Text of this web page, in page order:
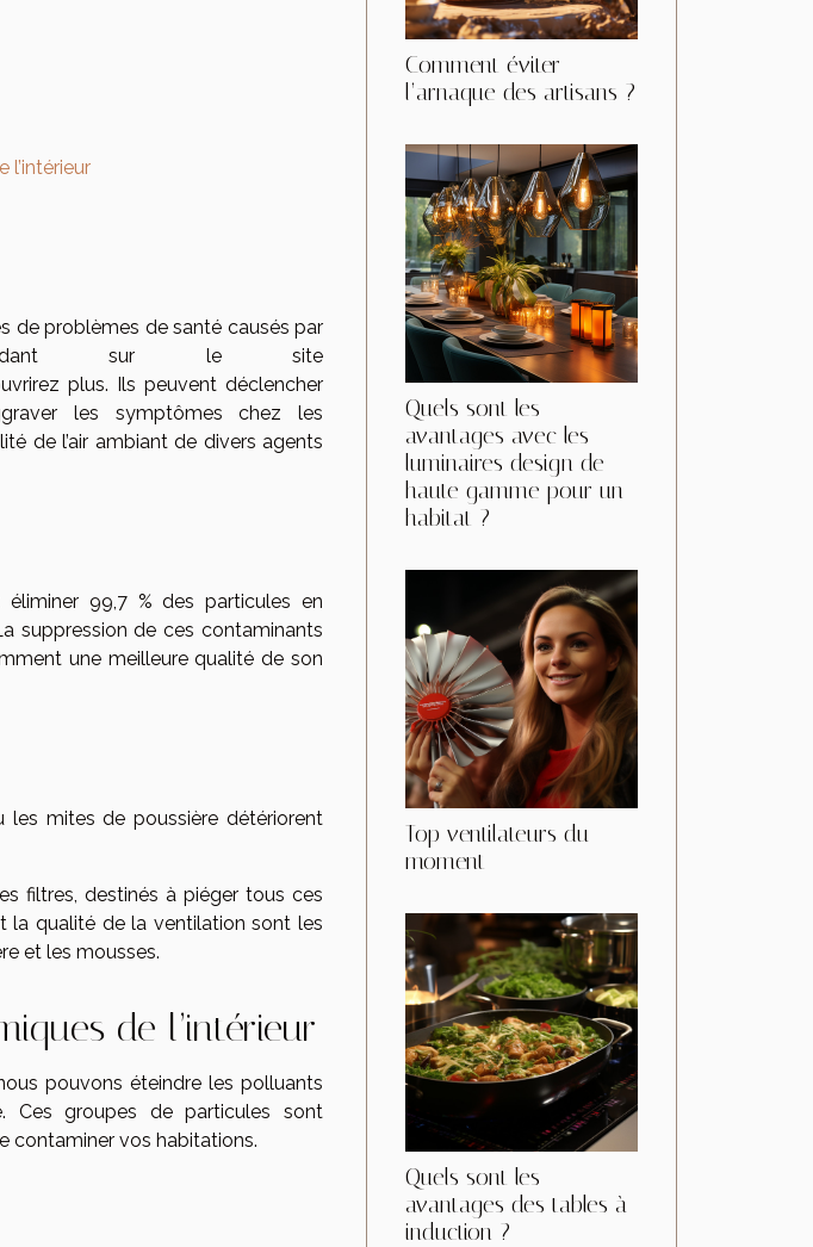
l’intérieur
de problèmes de santé causés par
sur le site
plus. Ils peuvent déclencher
les symptômes chez les
de l’air ambiant de divers agents
99,7 % des particules en
suppression de ces contaminants
une meilleure qualité de son
les mites de poussière détériorent
filtres, destinés à piéger tous ces
la qualité de la ventilation sont les
et les mousses.
de l’intérieur
pouvons éteindre les polluants
Ces groupes de particules sont
contaminer vos habitations.
Comment éviter
l’arnaque des artisans ?
Quels sont les
avantages avec les
luminaires design de
haute gamme pour un
habitat ?
Top ventilateurs du
moment
Quels sont les
avantages des tables à
induction ?